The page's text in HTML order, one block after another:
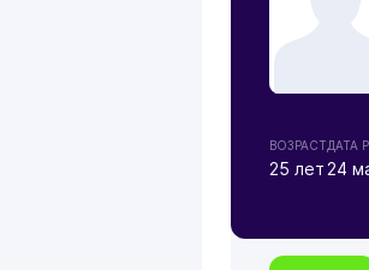
ВОЗРАСТ
25 лет
ДАТА
24